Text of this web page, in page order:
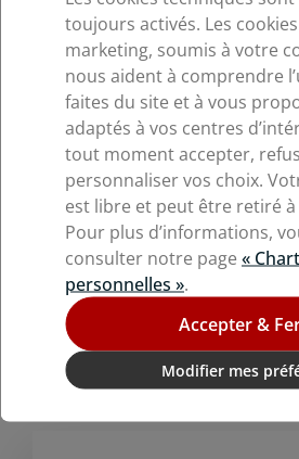
Gamme(s)
toujours activés. Les
marketing, soumis à votre
nous aident à comprendre
faites du site et à vous
adaptés à vos centres
tout moment accepter,
personnaliser vos choix.
est libre et peut être retiré
Pour plus d’informations,
consulter notre page «
personnelles ».
Accepter &
Modifier mes